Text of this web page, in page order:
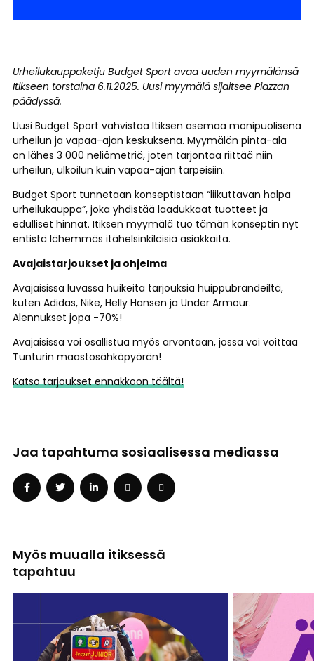
Urheilukauppaketju Budget Sport avaa uuden myymälänsä
Itikseen torstaina 6.11.2025. Uusi myymälä sijaitsee Piazzan
päädyssä.
Uusi Budget Sport vahvistaa Itiksen asemaa monipuolisena
urheilun ja vapaa-ajan keskuksena. Myymälän pinta-ala
on lähes 3 000 neliömetriä, joten tarjontaa riittää niin
urheilun, ulkoilun kuin vapaa-ajan tarpeisiin.
Budget Sport tunnetaan konseptistaan “liikuttavan halpa
urheilukauppa”, joka yhdistää laadukkaat tuotteet ja
edulliset hinnat. Itiksen myymälä tuo tämän konseptin nyt
entistä lähemmäs itähelsinkiläisiä asiakkaita.
Avajaistarjoukset ja ohjelma
Avajaisissa luvassa huikeita tarjouksia huippubrändeiltä,
kuten Adidas, Nike, Helly Hansen ja Under Armour.
Alennukset jopa -70%!
Avajaisissa voi osallistua myös arvontaan, jossa voi voittaa
Tunturin maastosähköpyörän!
Katso tarjoukset ennakkoon täältä!
Jaa tapahtuma sosiaalisessa mediassa
Myös muualla itiksessä
tapahtuu